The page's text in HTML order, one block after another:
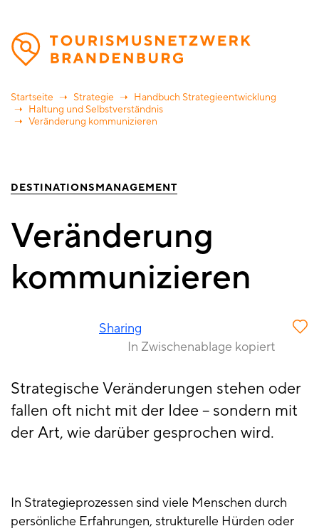
Direkt
zum
Inhalt
Startseite Strategie
Handbuch Strategieentwicklung
Haltung und Selbstverständnis
Veränderung kommunizieren
DESTINATIONSMANAGEMENT
Veränderung
kommunizieren
Sharing
In Zwischenablage kopiert
Strategische Veränderungen stehen oder
fallen oft nicht mit der Idee – sondern mit
der Art, wie darüber gesprochen wird.
In Strategieprozessen sind viele Menschen durch
persönliche Erfahrungen, strukturelle Hürden oder